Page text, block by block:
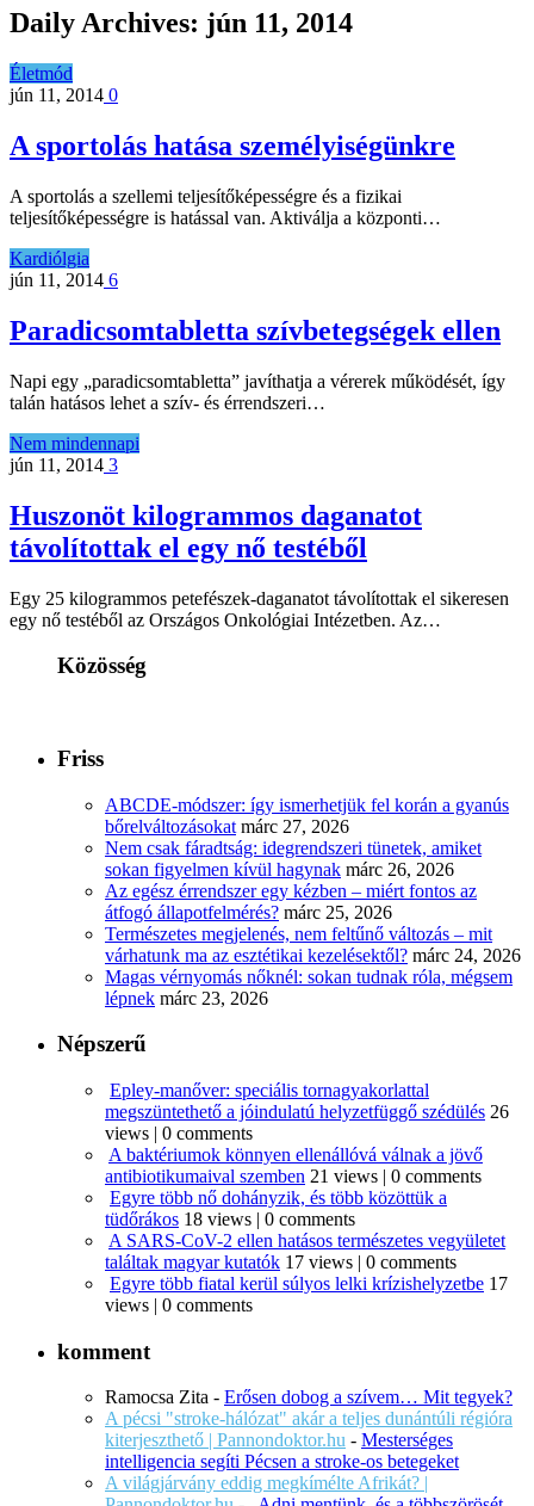
Daily Archives: jún 11, 2014
Életmód
jún 11, 2014 0
A sportolás hatása személyiségünkre
A sportolás a szellemi teljesítőképességre és a fizikai
teljesítőképességre is hatással van. Aktiválja a központi…
Kardiólgia
jún 11, 2014 6
Paradicsomtabletta szívbetegségek ellen
Napi egy „paradicsomtabletta” javíthatja a vérerek működését, így
talán hatásos lehet a szív- és érrendszeri…
Nem mindennapi
jún 11, 2014 3
Huszonöt kilogrammos daganatot
távolítottak el egy nő testéből
Egy 25 kilogrammos petefészek-daganatot távolítottak el sikeresen
egy nő testéből az Országos Onkológiai Intézetben. Az…
Közösség
Friss
ABCDE‑módszer: így ismerhetjük fel korán a gyanús
bőrelváltozásokat márc 27, 2026
Nem csak fáradtság: idegrendszeri tünetek, amiket
sokan figyelmen kívül hagynak márc 26, 2026
Az egész érrendszer egy kézben – miért fontos az
átfogó állapotfelmérés? márc 25, 2026
Természetes megjelenés, nem feltűnő változás – mit
várhatunk ma az esztétikai kezelésektől? márc 24, 2026
Magas vérnyomás nőknél: sokan tudnak róla, mégsem
lépnek márc 23, 2026
Népszerű
Epley-manőver: speciális tornagyakorlattal
megszüntethető a jóindulatú helyzetfüggő szédülés 26
views | 0 comments
A baktériumok könnyen ellenállóvá válnak a jövő
antibiotikumaival szemben 21 views | 0 comments
Egyre több nő dohányzik, és több közöttük a
tüdőrákos 18 views | 0 comments
A SARS-CoV-2 ellen hatásos természetes vegyületet
találtak magyar kutatók 17 views | 0 comments
Egyre több fiatal kerül súlyos lelki krízishelyzetbe 17
views | 0 comments
komment
Ramocsa Zita - Erősen dobog a szívem… Mit tegyek?
A pécsi "stroke-hálózat" akár a teljes dunántúli régióra
kiterjeszthető | Pannondoktor.hu - Mesterséges
intelligencia segíti Pécsen a stroke-os betegeket
A világjárvány eddig megkímélte Afrikát? |